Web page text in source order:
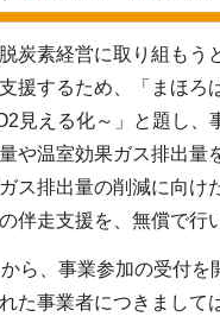
炭素経営に取り組もう
援するため、「まほろ
見える化～」と題し、
や温室効果ガス排出量
ス排出量の削減に向け
伴走支援を、無償で行
ら、事業参加の受付を
た事業者につきまして